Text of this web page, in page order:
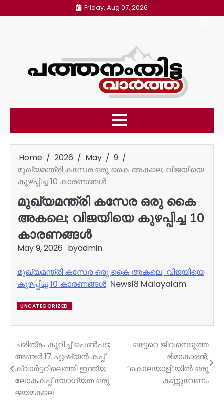
to
Friday, Aug 07, 2026
Home 2026 May
9
മുഖ്യമന്ത്രി കസേര ഒരു കൈ അകലെ; വിജയിയെ
കുഴപ്പിച്ച 10 കാരണങ്ങൾ
മുഖ്യമന്ത്രി കസേര ഒരു കൈ
അകലെ; വിജയിയെ കുഴപ്പിച്ച 10
കാരണങ്ങൾ
May 9, 2026 byadmin
മുഖ്യമന്ത്രി കസേര ഒരു കൈ അകലെ; വിജയിയെ
കുഴപ്പിച്ച 10 കാരണങ്ങൾ News18 Malayalam
UNCATEGORIZED
Post
navigation
ചരിത്രം കുറിച്ച് പെൺപട;
അണ്ടർ 17 ഏഷ്യൻ കപ്പ്
ക്വാർട്ടറിലെത്തി ഇന്ത്യ;
ലോകകപ്പ് യോഗ്യത ഒരു
ജയമകലെ
ഒട്ടേറെ ജീവനെടുത്ത
ഭീമാകാരൻ;
‘കൊലയാളി’യിൽ ഒരു
കണ്ണുവേണം